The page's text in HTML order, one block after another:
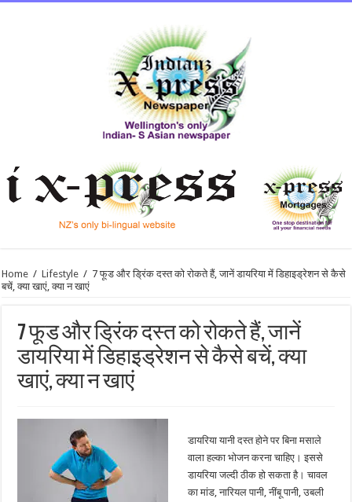
Home / Lifestyle / 7 फूड और ड्रिंक दस्त को रोकते हैं, जानें डायरिया में डिहाइड्रेशन से कैसे
बचें, क्या खाएं, क्या न खाएं
7 फूड और ड्रिंक दस्त को रोकते हैं, जानें
डायरिया में डिहाइड्रेशन से कैसे बचें, क्या
खाएं, क्या न खाएं
डायरिया यानी दस्त होने पर बिना मसाले
वाला हल्का भोजन करना चाहिए। इससे
डायरिया जल्दी ठीक हो सकता है। चावल
का मांड, नारियल पानी, नींबू पानी, उबली